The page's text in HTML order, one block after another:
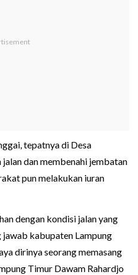
tepatnya di Desa
dan membenahi jembatan
pun melakukan iuran
dengan kondisi jalan yang
jawab kabupaten Lampung
dirinya seorang memasang
Timur Dawam Rahardjo